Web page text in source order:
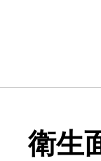
衛生